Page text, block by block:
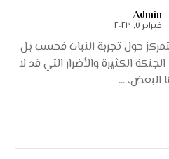
Admin
فبراير ٧, ٢٠٢٣
حول تجربة النبات فحسب بل
الكثيرة والأضرار التي قد لا
البعض، ...